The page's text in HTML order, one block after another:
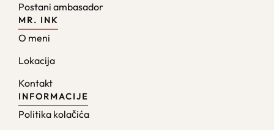
Postani ambasador
MR. INK
O meni
Lokacija
Kontakt
INFORMACIJE
Politika kolačića